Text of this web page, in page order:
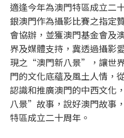
適逢今年為澳門特區成立二
銀澳門作為攝影比賽之指定
會協辦，並獲澳門基金會及
界及媒體支持，冀透過攝影
現之“澳門新八景”，讓世
門的文化底蘊及風土人情，
認識和推廣澳門的中西文化
八景”故事，說好澳門故事
特區成立二十周年。